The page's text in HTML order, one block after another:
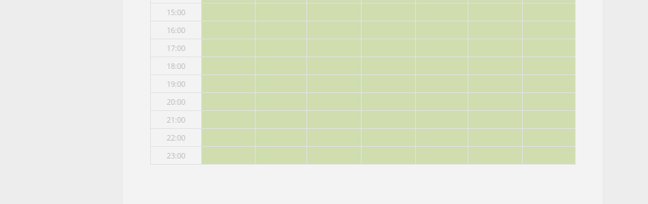
15:00
16:00
17:00
18:00
19:00
20:00
21:00
22:00
23:00